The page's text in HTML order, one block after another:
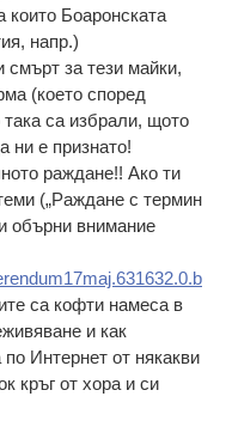
които Боаронската
напр.)
смърт за тези майки,
(което според
са избрали, щото
ни е признато!
раждане!! Ако ти
(„Раждане с термин
обърни внимание
са кофти намеса в
и как
Интернет от някакви
кръг от хора и си